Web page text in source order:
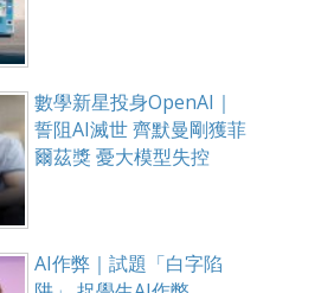
數學新星投身OpenAI｜
誓阻AI滅世 齊默曼剛獲菲
爾茲獎 憂大模型失控
AI作弊｜試題「白字陷